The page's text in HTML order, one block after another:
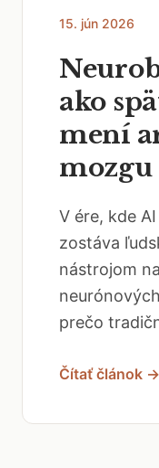
15. jún 2026
ako
mení
mozgu
V ére, kde
zostáva
nástrojom
prečo
Čítať článok →